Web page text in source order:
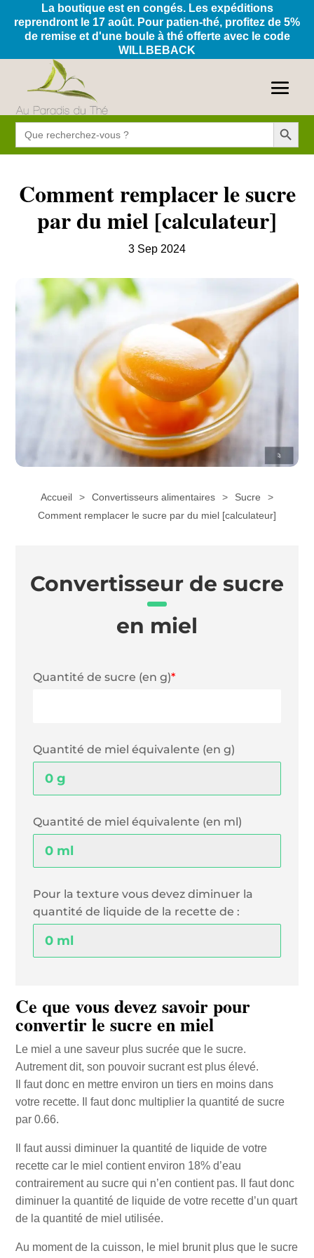
La boutique est en congés. Les expéditions
reprendront le 17 août. Pour patien-thé, profitez de 5%
de remise et d'une boule à thé offerte avec le code
WILLBEBACK
Search
for:
Search Button
Comment remplacer le sucre
par du miel [calculateur]
3 Sep 2024
Accueil Convertisseurs alimentaires
Sucre
Comment remplacer le sucre par du miel [calculateur]
Convertisseur de sucre
en miel
Quantité de sucre (en g)*
Quantité de miel équivalente (en g)
Quantité de miel équivalente (en ml)
Pour la texture vous devez diminuer la
quantité de liquide de la recette de :
Ce que vous devez savoir pour
convertir le sucre en miel
Le miel a une saveur plus sucrée que le sucre.
Autrement dit, son pouvoir sucrant est plus élevé.
Il faut donc en mettre environ un tiers en moins dans
votre recette. Il faut donc multiplier la quantité de sucre
par 0.66.
Il faut aussi diminuer la quantité de liquide de votre
recette car le miel contient environ 18% d’eau
contrairement au sucre qui n’en contient pas. Il faut donc
diminuer la quantité de liquide de votre recette d’un quart
de la quantité de miel utilisée.
Au moment de la cuisson, le miel brunit plus que le sucre